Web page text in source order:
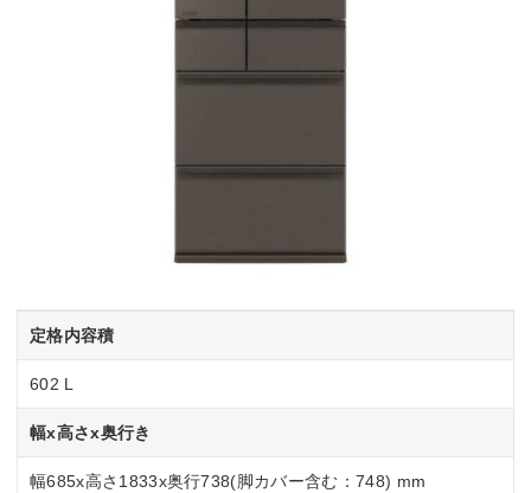
定格内容積
602 L
幅x高さx奥行き
幅685x高さ1833x奥行738(脚カバー含む：748) mm